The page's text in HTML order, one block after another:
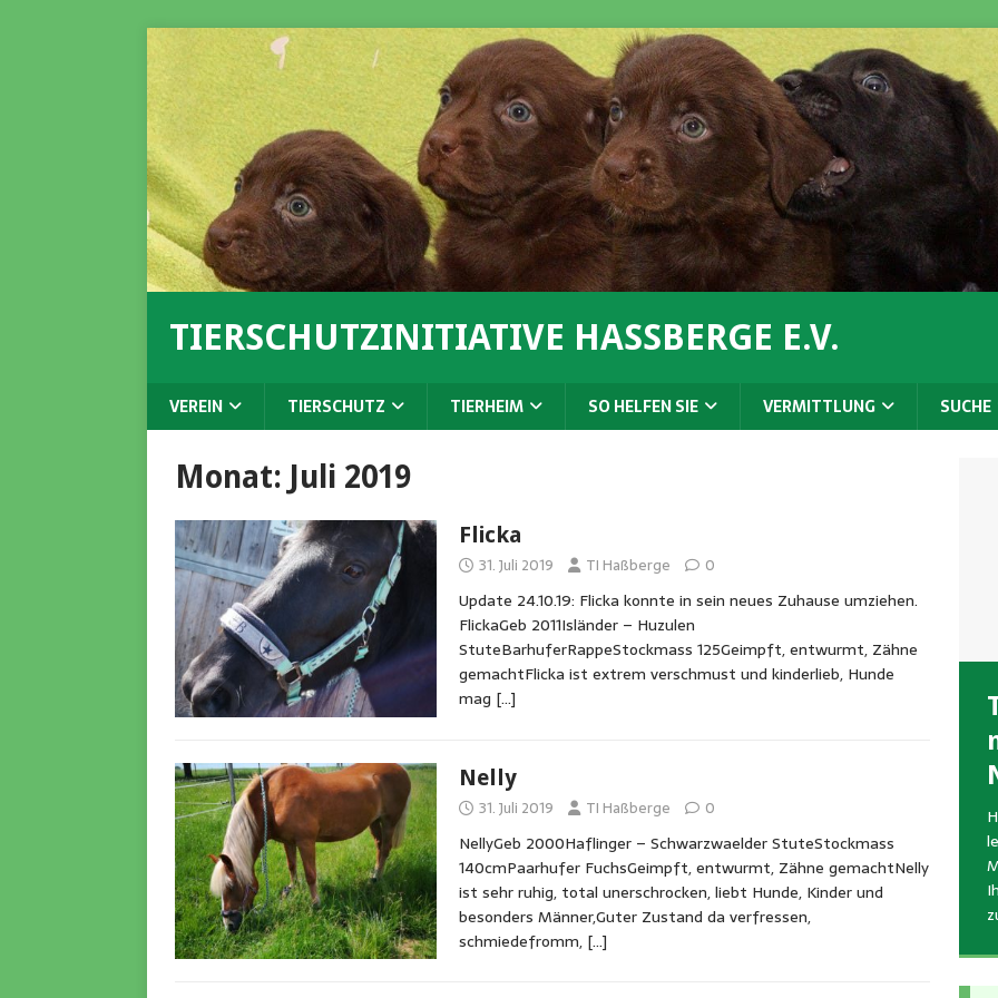
TIERSCHUTZINITIATIVE HASSBERGE E.V.
VEREIN TIERSCHUTZ TIERHEIM SO HELFEN SIE VERMITTLUNG SUCHE
Monat: Juli 2019
Flicka
31. Juli 2019 TI Haßberge 0
Update 24.10.19: Flicka konnte in sein neues Zuhause umziehen.
FlickaGeb 2011Isländer – Huzulen
StuteBarhuferRappeStockmass 125Geimpft, entwurmt, Zähne
gemachtFlicka ist extrem verschmust und kinderlieb, Hunde
mag […]
Nelly
31. Juli 2019 TI Haßberge 0
NellyGeb 2000Haflinger – Schwarzwaelder StuteStockmass
140cmPaarhufer FuchsGeimpft, entwurmt, Zähne gemachtNelly
ist sehr ruhig, total unerschrocken, liebt Hunde, Kinder und
besonders Männer,Guter Zustand da verfressen,
schmiedefromm, […]